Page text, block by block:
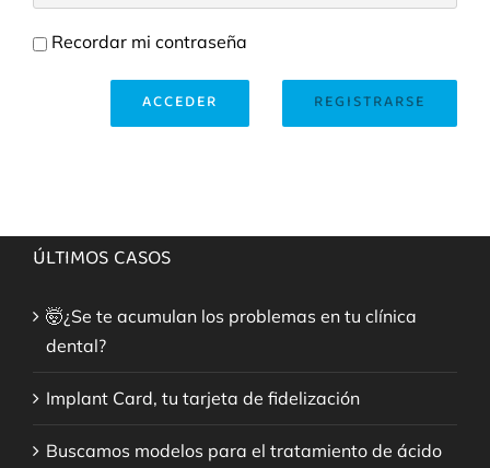
Recordar mi contraseña
REGISTRARSE
ACCEDER
ÚLTIMOS CASOS
🤯¿Se te acumulan los problemas en tu clínica
dental?
Implant Card, tu tarjeta de fidelización
Buscamos modelos para el tratamiento de ácido